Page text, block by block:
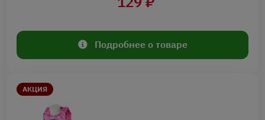
Подробнее о товаре
АКЦИЯ